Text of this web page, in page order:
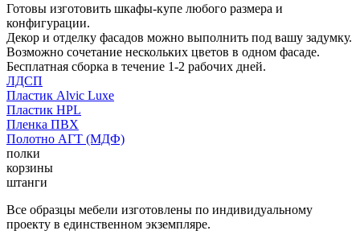
Готовы изготовить шкафы-купе любого размера и
конфигурации.
Декор и отделку фасадов можно выполнить под вашу задумку.
Возможно сочетание нескольких цветов в одном фасаде.
Бесплатная сборка в течение 1-2 рабочих дней.
ЛДСП
Пластик Alvic Luxe
Пластик HPL
Пленка ПВХ
Полотно АГТ (МДФ)
полки
корзины
штанги
Все образцы мебели изготовлены по индивидуальному
проекту в единственном экземпляре.